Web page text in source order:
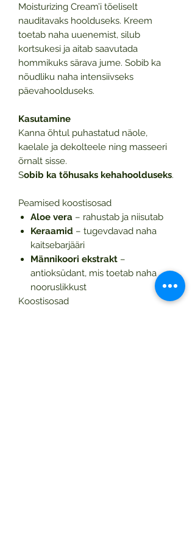
Moisturizing Cream’i tõeliselt
nauditavaks hoolduseks. Kreem
toetab naha uuenemist, silub
kortsukesi ja aitab saavutada
hommikuks särava jume. Sobib ka
nõudliku naha intensiivseks
päevahoolduseks.
Kasutamine
Kanna õhtul puhastatud näole,
kaelale ja dekolteele ning masseeri
õrnalt sisse.
Sobib ka tõhusaks kehahoolduseks.
Peamised koostisosad
Aloe vera – rahustab ja niisutab
Keraamid – tugevdavad naha
kaitsebarjääri
Männikoori ekstrakt –
antioksüdant, mis toetab naha
nooruslikkust
Koostisosad